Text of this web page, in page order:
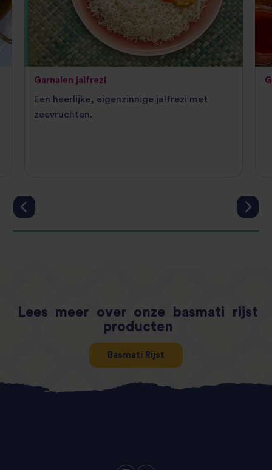
Garnalen jalfrezi
Een heerlijke, eigenzinnige jalfrezi met
zeevruchten.
Lees meer over onze basmati
rijst
producten
Basmati Rijst